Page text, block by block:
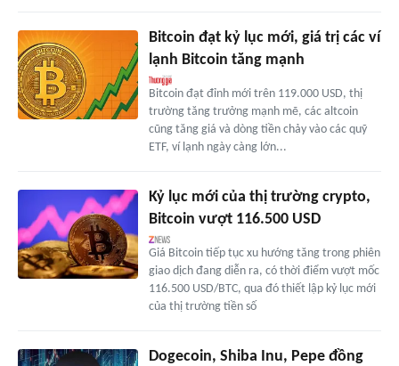
Bitcoin đạt kỷ lục mới, giá trị các ví
lạnh Bitcoin tăng mạnh
Bitcoin đạt đỉnh mới trên 119.000 USD, thị
trường tăng trưởng mạnh mẽ, các altcoin
cũng tăng giá và dòng tiền chảy vào các quỹ
ETF, ví lạnh ngày càng lớn...
Kỷ lục mới của thị trường crypto,
Bitcoin vượt 116.500 USD
Giá Bitcoin tiếp tục xu hướng tăng trong phiên
giao dịch đang diễn ra, có thời điểm vượt mốc
116.500 USD/BTC, qua đó thiết lập kỷ lục mới
của thị trường tiền số
Dogecoin, Shiba Inu, Pepe đồng